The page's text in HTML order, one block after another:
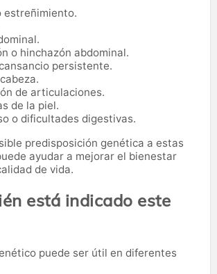
estreñimiento.
o hinchazón abdominal.
persistente.
de articulaciones.
de la piel.
o dificultades digestivas.
predisposición genética a estas
ayudar a mejorar el bienestar
de vida.
está indicado este
puede ser útil en diferentes